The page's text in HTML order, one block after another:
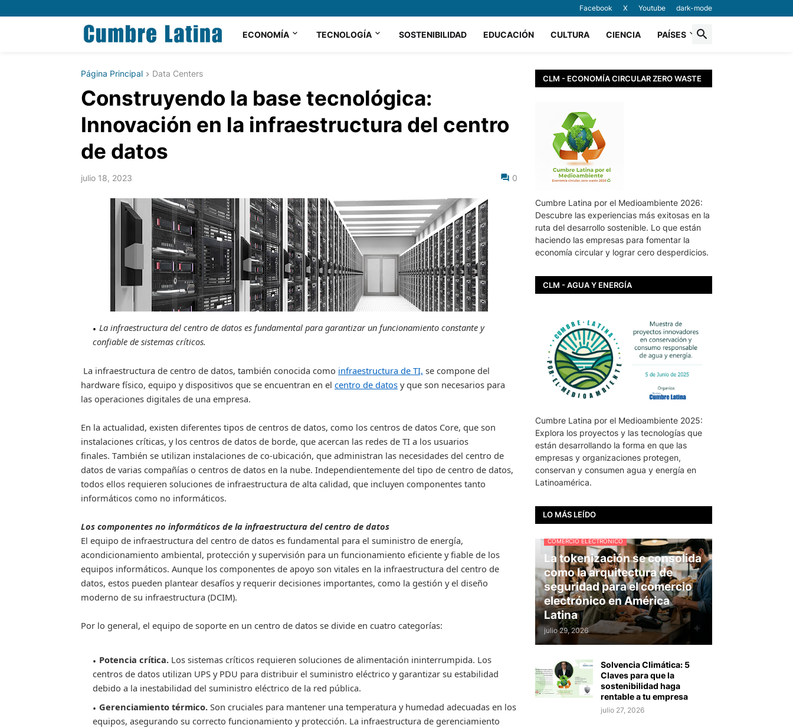
Facebook X Youtube dark-mode
ECONOMÍA TECNOLOGÍA SOSTENIBILIDAD EDUCACIÓN CULTURA CIENCIA PAÍSES
Página Principal Data Centers
Construyendo la base tecnológica:
Innovación en la infraestructura del centro
de datos
julio 18, 2023 0
La infraestructura del centro de datos es fundamental para garantizar un funcionamiento constante y
confiable de sistemas críticos.
La infraestructura de centro de datos, también conocida como infraestructura de TI, se compone del
hardware físico, equipo y dispositivos que se encuentran en el centro de datos y que son necesarios para
las operaciones digitales de una empresa.
En la actualidad, existen diferentes tipos de centros de datos, como los centros de datos Core, que son
instalaciones críticas, y los centros de datos de borde, que acercan las redes de TI a los usuarios
finales. También se utilizan instalaciones de co-ubicación, que administran las necesidades del centro de
datos de varias compañías o centros de datos en la nube. Independientemente del tipo de centro de datos,
todos ellos requieren soluciones de infraestructura de alta calidad, que incluyen componentes tanto
informáticos como no informáticos.
Los componentes no informáticos de la infraestructura del centro de datos
El equipo de infraestructura del centro de datos es fundamental para el suministro de energía,
acondicionamiento ambiental, protección y supervisión para un funcionamiento eficiente y fiable de los
equipos informáticos. Aunque los componentes de apoyo son vitales en la infraestructura del centro de
datos, estos pueden plantear desafíos y requerir decisiones importantes, como la gestión y el diseño
moderno de su infraestructura (DCIM).
Por lo general, el equipo de soporte en un centro de datos se divide en cuatro categorías:
Potencia crítica. Los sistemas críticos requieren soluciones de alimentación ininterrumpida. Los
centros de datos utilizan UPS y PDU para distribuir el suministro eléctrico y garantizar su estabilidad
debido a la inestabilidad del suministro eléctrico de la red pública.
Gerenciamiento térmico. Son cruciales para mantener una temperatura y humedad adecuadas en los
equipos, asegurando su correcto funcionamiento y protección. La infraestructura de gerenciamiento
CLM - ECONOMÍA CIRCULAR ZERO WASTE
Cumbre Latina por el Medioambiente 2026:
Descubre las experiencias más exitosas en la
ruta del desarrollo sostenible. Lo que están
haciendo las empresas para fomentar la
economía circular y lograr cero desperdicios.
CLM - AGUA Y ENERGÍA
Cumbre Latina por el Medioambiente 2025:
Explora los proyectos y las tecnologías que
están desarrollando la forma en que las
empresas y organizaciones protegen,
conservan y consumen agua y energía en
Latinoamérica.
LO MÁS LEÍDO
COMERCIO ELECTRÓNICO
La tokenización se consolida
como la arquitectura de
seguridad para el comercio
electrónico en América
Latina
julio 29, 2026
Solvencia Climática: 5
Claves para que la
sostenibilidad haga
rentable a tu empresa
julio 27, 2026